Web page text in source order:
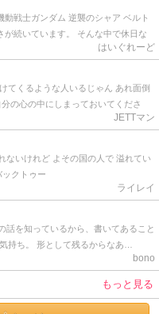
動戦士ガンダム 逆襲のシャア ベルト
が続いています。 そんな中で休日な
をしている自分は一体何者なのだろ
コートを吹いてきました。 かくして
デカいデカいと言い続けていた同キ
ですね。 どちらにもバーニアノズル
ケです。 でも、ぶっちゃけここまで
と思うわけです。 あれだけの巨体に
ムサーベルでチャンバラさせる意味
かも知れないけど、だからと言って
言えばこのナイチンゲールの搭乗者
を宛てがわれた時にもブツブツ文句
シャア様の強い拘りが反映されて、
ロとの最後の死闘を繰り広げたモビ
っかくなので 1年前に作ったRG Hi-ν
てさて、どこに飾ろうかな･･･。
はいぐれーど
てくるような人いるじゃん あれ面倒
の心の中にしまっておいてくださ
有させるもんじゃないし、他人に見
一年ぐらいプライドの塊みたいなオ
りません。 プライドってのはとても
しぶりに覗いてみたら、地味にアク
は。 そんな感じ。
JETTマン
ないけれど よその国の人で 溢れてい
クトゥー
ライレイ
話を知っているから、書いてあること
持ち。 形として残るからなあ…
bono
もっと見る